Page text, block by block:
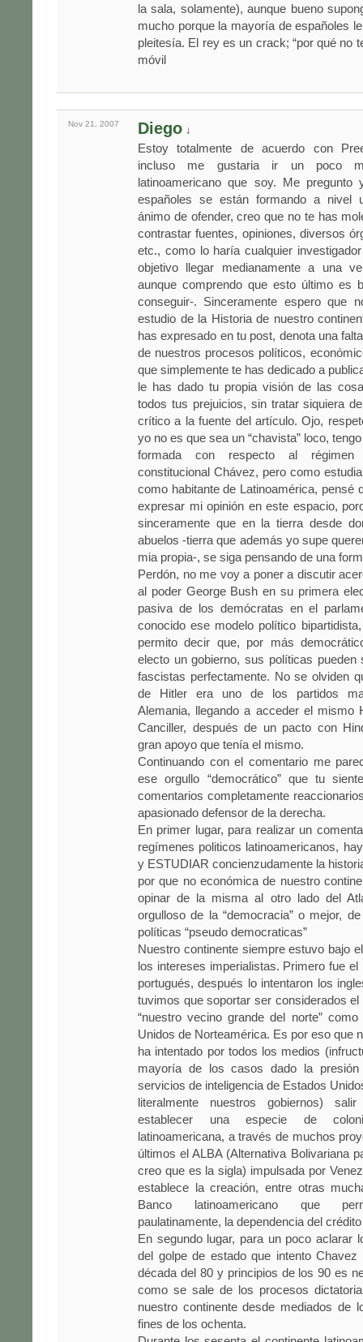
la sala, solamente), aunque bueno
mucho porque la mayoría de españoles
pleitesía. El rey es un crack; “por qué no
móvil
Nov 21, 2007 Diego ↓
Estoy totalmente de acuerdo con
incluso me gustaria ir un poco
latinoamericano que soy. Me pregunto
españoles se están formando a nivel
ánimo de ofender, creo que no te has
contrastar fuentes, opiniones, diversos
etc., como lo haría cualquier
objetivo llegar medianamente a una
aunque comprendo que esto último es
conseguir-. Sinceramente espero que
estudio de la Historia de nuestro
has expresado en tu post, denota una
de nuestros procesos políticos,
que simplemente te has dedicado a
le has dado tu propia visión de las
todos tus prejuicios, sin tratar siquiera
crítico a la fuente del artículo. Ojo,
yo no es que sea un “chavista” loco,
formada con respecto al régimen
constitucional Chávez, pero como
como habitante de Latinoamérica, pensé
expresar mi opinión en este espacio,
sinceramente que en la tierra desde
abuelos -tierra que además yo supe
mia propia-, se siga pensando de una
Perdón, no me voy a poner a discutir
al poder George Bush en su primera
pasiva de los demócratas en el
conocido ese modelo político
permito decir que, por más
electo un gobierno, sus políticas pueden
fascistas perfectamente. No se olviden
de Hitler era uno de los partidos
Alemania, llegando a acceder el mismo
Canciller, después de un pacto con
gran apoyo que tenía el mismo.
Continuando con el comentario me
ese orgullo “democrático” que tu
comentarios completamente
apasionado defensor de la derecha.
En primer lugar, para realizar un
regímenes politicos latinoamericanos,
y ESTUDIAR concienzudamente la
por que no económica de nuestro
opinar de la misma al otro lado del
orgulloso de la “democracia” o mejor,
políticas “pseudo democraticas”
Nuestro continente siempre estuvo bajo
los intereses imperialistas. Primero fue el
portugués, después lo intentaron los
tuvimos que soportar ser considerados el
“nuestro vecino grande del norte”
Unidos de Norteamérica. Es por eso que
ha intentado por todos los medios
mayoría de los casos dado la
servicios de inteligencia de Estados
literalmente nuestros gobiernos)
establecer una especie de
latinoamericana, a través de muchos
últimos el ALBA (Alternativa Bolivariana
creo que es la sigla) impulsada por
establece la creación, entre otras
Banco latinoamericano que
paulatinamente, la dependencia del
En segundo lugar, para un poco aclarar
del golpe de estado que intento
década del 80 y principios de los 90 es
como se sale de los procesos
nuestro continente desde mediados de
fines de los ochenta.